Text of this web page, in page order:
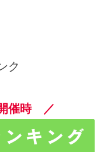
ク
催時 ／